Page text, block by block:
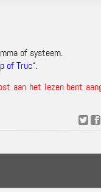
of systeem.
of Truc“.
aan het lezen bent